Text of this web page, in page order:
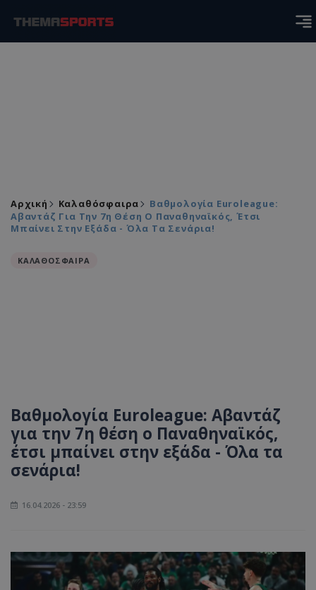
Αρχική Καλαθόσφαιρα
Βαθμολογία Euroleague:
Αβαντάζ Για Την 7η Θέση Ο Παναθηναϊκός, Έτσι
Μπαίνει Στην Εξάδα - Όλα Τα Σενάρια!
ΚΑΛΑΘΟΣΦΑΙΡΑ
Βαθμολογία Euroleague: Αβαντάζ
για την 7η θέση ο Παναθηναϊκός,
έτσι μπαίνει στην εξάδα - Όλα τα
σενάρια!
16.04.2026 - 23:59